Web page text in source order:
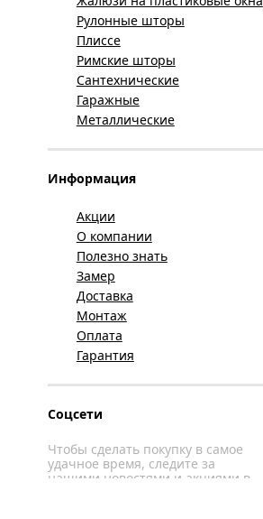
Рулонные шторы
Плиссе
Римские шторы
Сантехнические
Гаражные
Металлические
Информация
Акции
О компании
Полезно знать
Замер
Доставка
Монтаж
Оплата
Гарантия
Соцсети
Чтобы сделать покупку в самое
удачное время, следите за
нашими новостями и акциями в